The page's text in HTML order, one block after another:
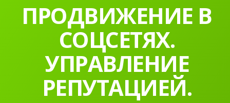
ПРОДВИЖЕНИЕ В
СОЦСЕТЯХ.
УПРАВЛЕНИЕ
РЕПУТАЦИЕЙ.